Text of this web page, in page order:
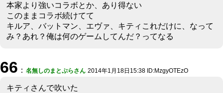
本家より強いコラボとか、あり得ない
このままコラボ続けてて
キルア、バットマン、エヴァ、キティこれだけに、なって
み？あれ？俺は何のゲームしてんだ？ってなる
66 ： 名無しのまとぷらさん 2014年1月18日15:38 ID:MzgyOTEzO
キティさんで吹いた